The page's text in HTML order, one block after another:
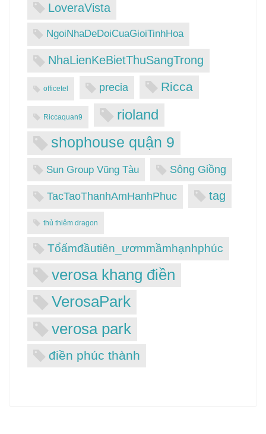
LoveraVista
NgoiNhaDeDoiCuaGioiTinhHoa
NhaLienKeBietThuSangTrong
officetel precia Ricca
Riccaquan9
rioland
shophouse quận 9
Sun Group Vũng Tàu Sông Giồng
TacTaoThanhAmHanhPhuc tag
thủ thiêm dragon
Tổấmđầutiên_ươmmầmhạnhphúc
verosa khang điền
VerosaPark
verosa park
điền phúc thành